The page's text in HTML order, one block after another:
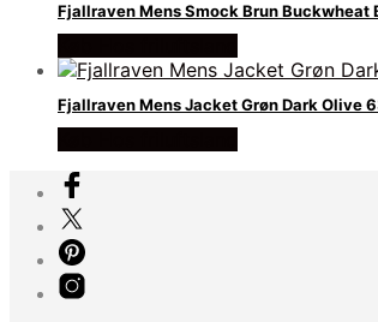
Fjallraven Mens Smock Brun Buckwheat
Fjallraven Mens Jacket Grøn Dark Olive